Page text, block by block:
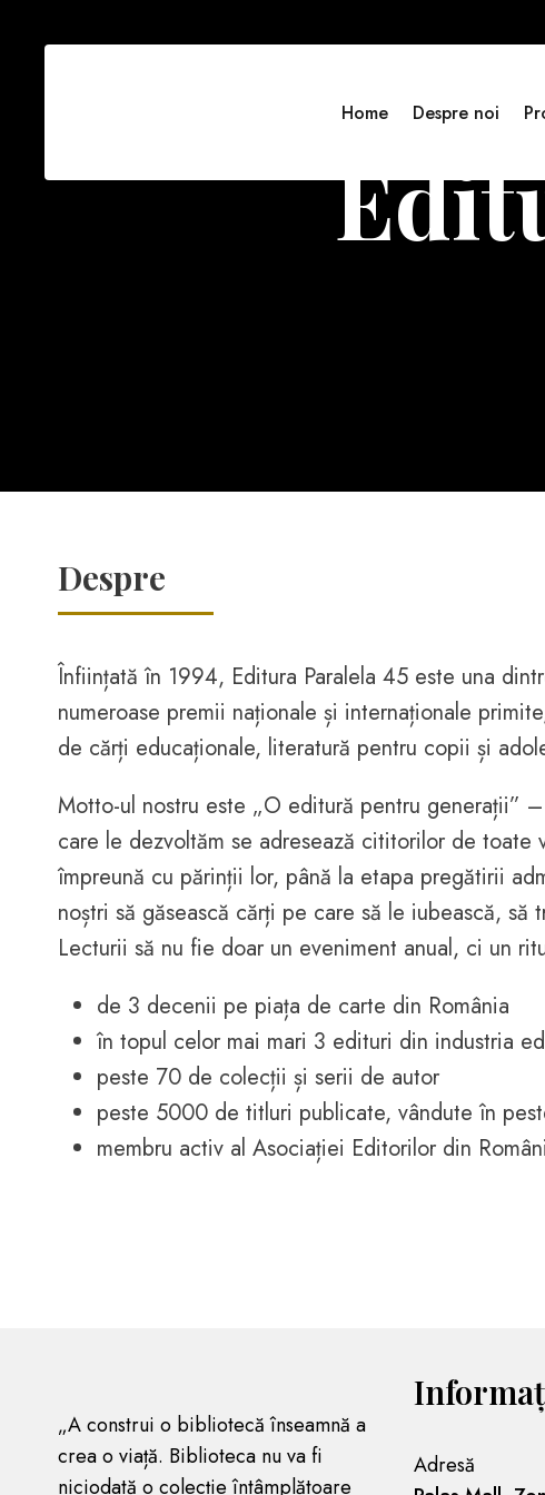
Home Despre noi
Despre
Înființată în 1994, Editura Paralela 45 este una
numeroase premii naționale și internaționale
de cărți educaționale, literatură pentru copii și
Motto-ul nostru este „O editură pentru generații”
care le dezvoltăm se adresează cititorilor de
împreună cu părinții lor, până la etapa pregătirii
noștri să găsească cărți pe care să le iubească,
Lecturii să nu fie doar un eveniment anual, ci un
de 3 decenii pe piața de carte din România
în topul celor mai mari 3 edituri din industria
peste 70 de colecții și serii de autor
peste 5000 de titluri publicate, vândute în
membru activ al Asociației Editorilor din
„A construi o bibliotecă înseamnă a
crea o viață. Biblioteca nu va fi
niciodată o colecție întâmplătoare
Adresă